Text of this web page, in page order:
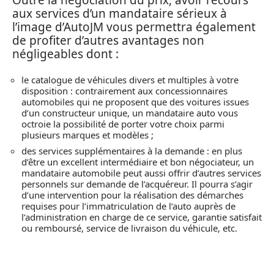
aux services d’un mandataire sérieux à
l’image d’AutoJM vous permettra également
de profiter d’autres avantages non
négligeables dont :
le catalogue de véhicules divers et multiples à votre
disposition : contrairement aux concessionnaires
automobiles qui ne proposent que des voitures issues
d’un constructeur unique, un mandataire auto vous
octroie la possibilité de porter votre choix parmi
plusieurs marques et modèles ;
des services supplémentaires à la demande : en plus
d’être un excellent intermédiaire et bon négociateur, un
mandataire automobile peut aussi offrir d’autres services
personnels sur demande de l’acquéreur. Il pourra s’agir
d’une intervention pour la réalisation des démarches
requises pour l’immatriculation de l’auto auprès de
l’administration en charge de ce service, garantie satisfait
ou remboursé, service de livraison du véhicule, etc.